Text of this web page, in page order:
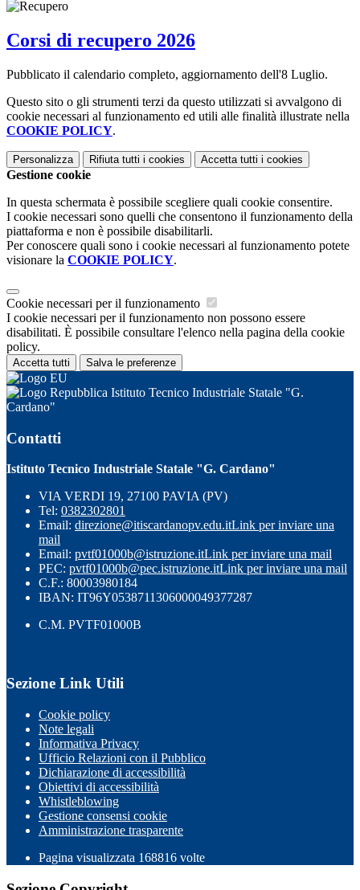
Corsi di recupero 2026
Pubblicato il calendario completo, aggiornamento dell'8 Luglio.
Questo sito o gli strumenti terzi da questo utilizzati si avvalgono di
cookie necessari al funzionamento ed utili alle finalità illustrate nella
COOKIE POLICY.
Personalizza Rifiuta tutti i cookies Accetta tutti i cookies
Gestione cookie
In questa schermata è possibile scegliere quali cookie consentire.
I cookie necessari sono quelli che consentono il funzionamento della
piattaforma e non è possibile disabilitarli.
Per conoscere quali sono i cookie necessari al funzionamento potete
visionare la COOKIE POLICY.
Cookie necessari per il funzionamento
I cookie necessari per il funzionamento non possono essere
disabilitati. È possibile consultare l'elenco nella pagina della cookie
policy.
Accetta tutti Salva le preferenze
Istituto Tecnico Industriale Statale "G.
Cardano"
Contatti
Istituto Tecnico Industriale Statale "G. Cardano"
VIA VERDI 19, 27100 PAVIA (PV)
Tel: 0382302801
Email: direzione@itiscardanopv.edu.itLink per inviare una
mail
Email: pvtf01000b@istruzione.itLink per inviare una mail
PEC: pvtf01000b@pec.istruzione.itLink per inviare una mail
C.F.: 80003980184
IBAN: IT96Y0538711306000049377287
C.M. PVTF01000B
Sezione Link Utili
Cookie policy
Note legali
Informativa Privacy
Ufficio Relazioni con il Pubblico
Dichiarazione di accessibilità
Obiettivi di accessibilità
Whistleblowing
Gestione consensi cookie
Amministrazione trasparente
Pagina visualizzata 168816 volte